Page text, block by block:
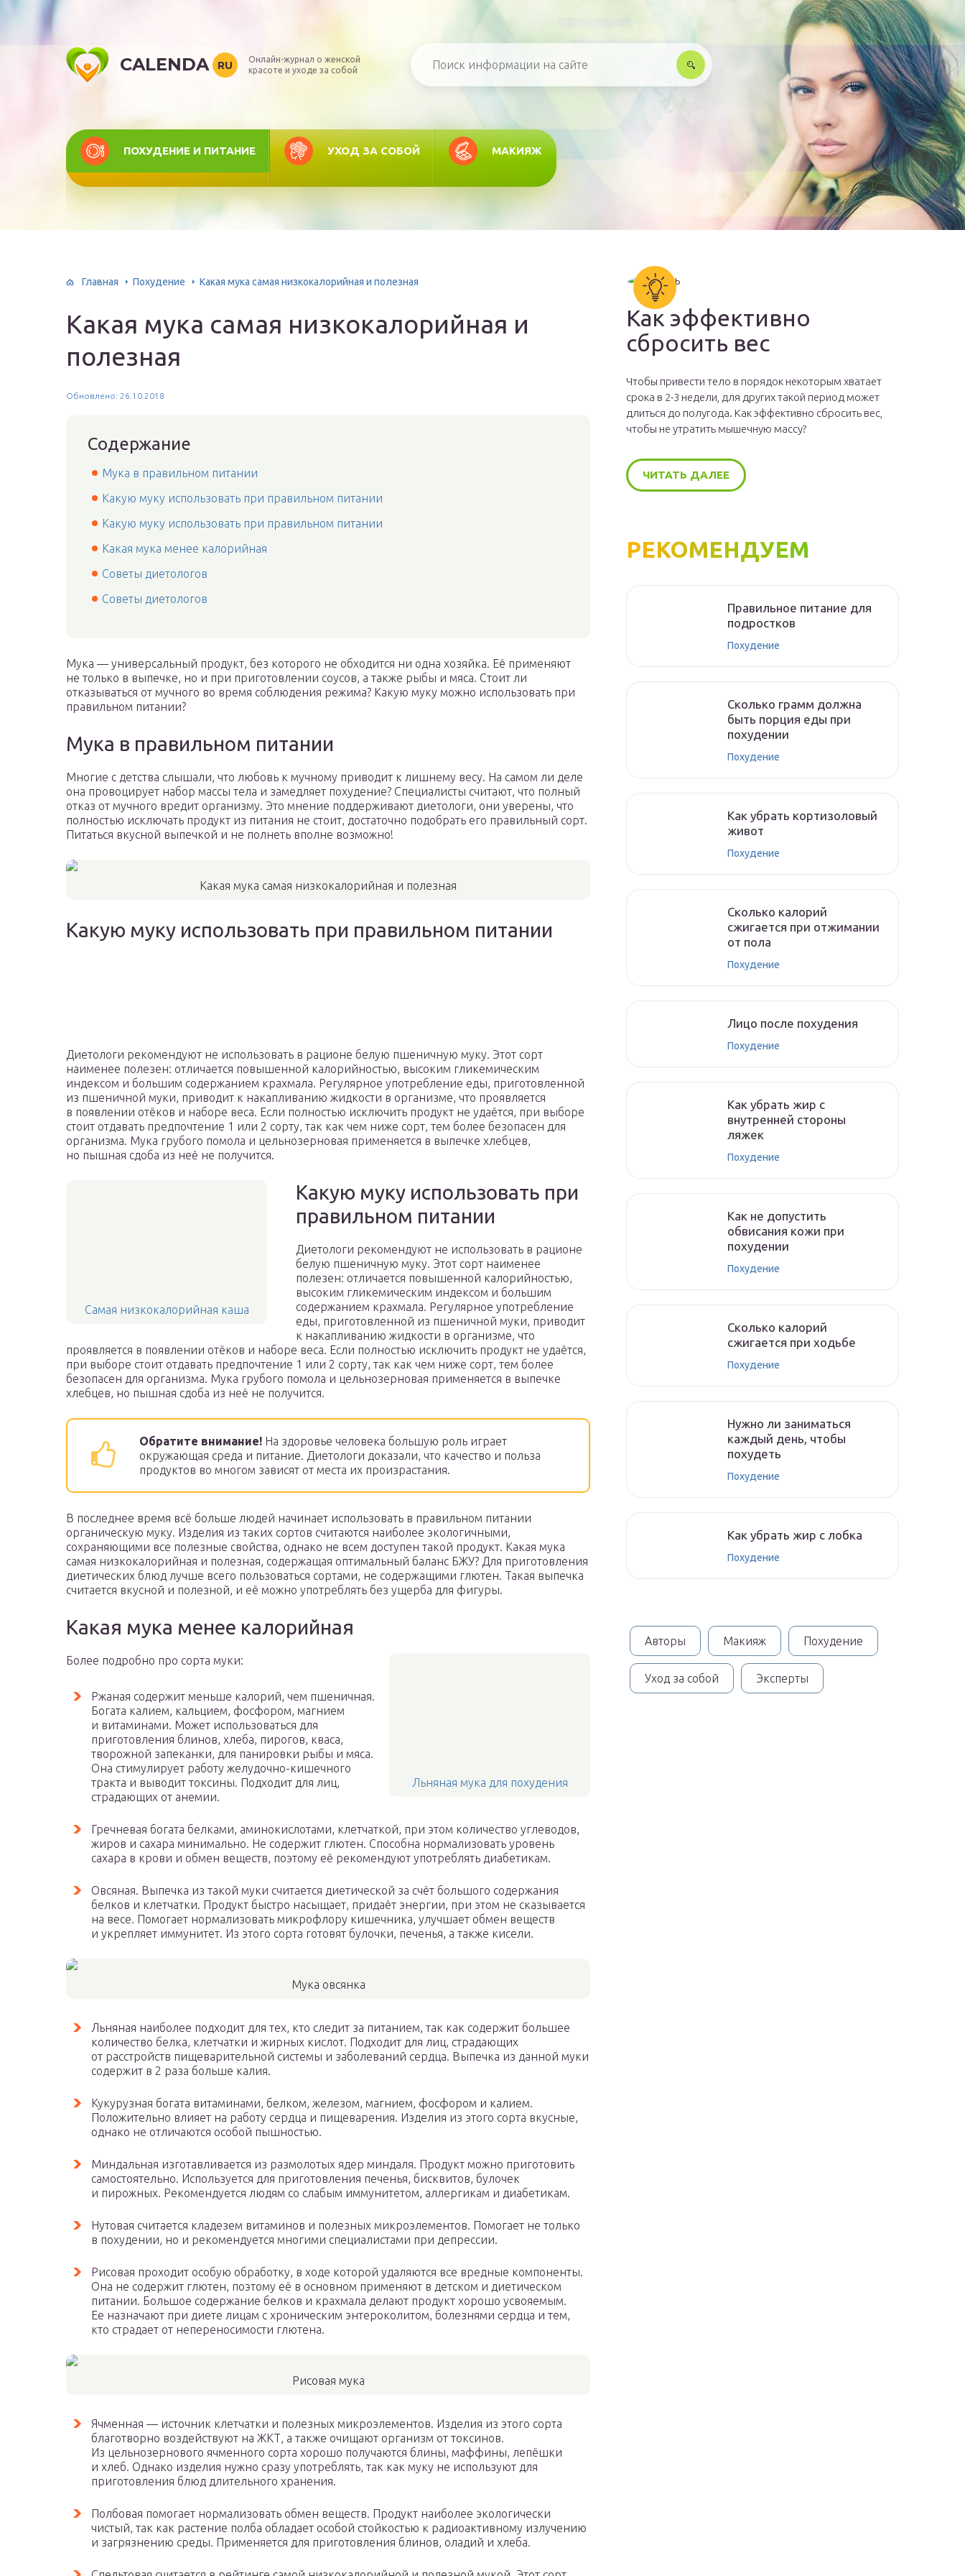
CALENDA RU
Онлайн-журнал о женской
красоте и уходе за собой
ПОХУДЕНИЕ И ПИТАНИЕ УХОД ЗА СОБОЙ МАКИЯЖ
Главная Похудение Какая мука самая низкокалорийная и полезная
Какая мука самая низкокалорийная и
полезная
Обновлено: 26.10.2018
Содержание
Мука в правильном питании
Какую муку использовать при правильном питании
Какую муку использовать при правильном питании
Какая мука менее калорийная
Советы диетологов
Советы диетологов
Мука — универсальный продукт, без которого не обходится ни одна хозяйка. Её применяют
не только в выпечке, но и при приготовлении соусов, а также рыбы и мяса. Стоит ли
отказываться от мучного во время соблюдения режима? Какую муку можно использовать при
правильном питании?
Мука в правильном питании
Многие с детства слышали, что любовь к мучному приводит к лишнему весу. На самом ли деле
она провоцирует набор массы тела и замедляет похудение? Специалисты считают, что полный
отказ от мучного вредит организму. Это мнение поддерживают диетологи, они уверены, что
полностью исключать продукт из питания не стоит, достаточно подобрать его правильный сорт.
Питаться вкусной выпечкой и не полнеть вполне возможно!
Какая мука самая низкокалорийная и полезная
Какую муку использовать при правильном питании
Диетологи рекомендуют не использовать в рационе белую пшеничную муку. Этот сорт
наименее полезен: отличается повышенной калорийностью, высоким гликемическим
индексом и большим содержанием крахмала. Регулярное употребление еды, приготовленной
из пшеничной муки, приводит к накапливанию жидкости в организме, что проявляется
в появлении отёков и наборе веса. Если полностью исключить продукт не удаётся, при выборе
стоит отдавать предпочтение 1 или 2 сорту, так как чем ниже сорт, тем более безопасен для
организма. Мука грубого помола и цельнозерновая применяется в выпечке хлебцев,
но пышная сдоба из неё не получится.
Самая низкокалорийная каша
Какую муку использовать при
правильном питании
Диетологи рекомендуют не использовать в рационе
белую пшеничную муку. Этот сорт наименее
полезен: отличается повышенной калорийностью,
высоким гликемическим индексом и большим
содержанием крахмала. Регулярное употребление
еды, приготовленной из пшеничной муки, приводит
к накапливанию жидкости в организме, что
проявляется в появлении отёков и наборе веса. Если полностью исключить продукт не удаётся,
при выборе стоит отдавать предпочтение 1 или 2 сорту, так как чем ниже сорт, тем более
безопасен для организма. Мука грубого помола и цельнозерновая применяется в выпечке
хлебцев, но пышная сдоба из неё не получится.
Обратите внимание! На здоровье человека большую роль играет
окружающая среда и питание. Диетологи доказали, что качество и польза
продуктов во многом зависят от места их произрастания.
В последнее время всё больше людей начинает использовать в правильном питании
органическую муку. Изделия из таких сортов считаются наиболее экологичными,
сохраняющими все полезные свойства, однако не всем доступен такой продукт. Какая мука
самая низкокалорийная и полезная, содержащая оптимальный баланс БЖУ? Для приготовления
диетических блюд лучше всего пользоваться сортами, не содержащими глютен. Такая выпечка
считается вкусной и полезной, и её можно употреблять без ущерба для фигуры.
Какая мука менее калорийная
Льняная мука для похудения
Более подробно про сорта муки:
Ржаная содержит меньше калорий, чем пшеничная.
Богата калием, кальцием, фосфором, магнием
и витаминами. Может использоваться для
приготовления блинов, хлеба, пирогов, кваса,
творожной запеканки, для панировки рыбы и мяса.
Она стимулирует работу желудочно-кишечного
тракта и выводит токсины. Подходит для лиц,
страдающих от анемии.
Гречневая богата белками, аминокислотами, клетчаткой, при этом количество углеводов,
жиров и сахара минимально. Не содержит глютен. Способна нормализовать уровень
сахара в крови и обмен веществ, поэтому её рекомендуют употреблять диабетикам.
Овсяная. Выпечка из такой муки считается диетической за счёт большого содержания
белков и клетчатки. Продукт быстро насыщает, придаёт энергии, при этом не сказывается
на весе. Помогает нормализовать микрофлору кишечника, улучшает обмен веществ
и укрепляет иммунитет. Из этого сорта готовят булочки, печенья, а также кисели.
Мука овсянка
Льняная наиболее подходит для тех, кто следит за питанием, так как содержит большее
количество белка, клетчатки и жирных кислот. Подходит для лиц, страдающих
от расстройств пищеварительной системы и заболеваний сердца. Выпечка из данной муки
содержит в 2 раза больше калия.
Кукурузная богата витаминами, белком, железом, магнием, фосфором и калием.
Положительно влияет на работу сердца и пищеварения. Изделия из этого сорта вкусные,
однако не отличаются особой пышностью.
Миндальная изготавливается из размолотых ядер миндаля. Продукт можно приготовить
самостоятельно. Используется для приготовления печенья, бисквитов, булочек
и пирожных. Рекомендуется людям со слабым иммунитетом, аллергикам и диабетикам.
Нутовая считается кладезем витаминов и полезных микроэлементов. Помогает не только
в похудении, но и рекомендуется многими специалистами при депрессии.
Рисовая проходит особую обработку, в ходе которой удаляются все вредные компоненты.
Она не содержит глютен, поэтому её в основном применяют в детском и диетическом
питании. Большое содержание белков и крахмала делают продукт хорошо усвояемым.
Ее назначают при диете лицам с хроническим энтероколитом, болезнями сердца и тем,
кто страдает от непереносимости глютена.
Рисовая мука
Ячменная — источник клетчатки и полезных микроэлементов. Изделия из этого сорта
благотворно воздействуют на ЖКТ, а также очищают организм от токсинов.
Из цельнозернового ячменного сорта хорошо получаются блины, маффины, лепёшки
и хлеб. Однако изделия нужно сразу употреблять, так как муку не используют для
приготовления блюд длительного хранения.
Полбовая помогает нормализовать обмен веществ. Продукт наиболее экологически
чистый, так как растение полба обладает особой стойкостью к радиоактивному излучению
и загрязнению среды. Применяется для приготовления блинов, оладий и хлеба.
Как эффективно
сбросить вес
Чтобы привести тело в порядок некоторым хватает
срока в 2-3 недели, для других такой период может
длиться до полугода. Как эффективно сбросить вес,
чтобы не утратить мышечную массу?
ЧИТАТЬ ДАЛЕЕ
РЕКОМЕНДУЕМ
Правильное питание для
подростков
Похудение
Сколько грамм должна
быть порция еды при
похудении
Похудение
Как убрать кортизоловый
живот
Похудение
Сколько калорий
сжигается при отжимании
от пола
Похудение
Лицо после похудения
Похудение
Как убрать жир с
внутренней стороны
ляжек
Похудение
Как не допустить
обвисания кожи при
похудении
Похудение
Сколько калорий
сжигается при ходьбе
Похудение
Нужно ли заниматься
каждый день, чтобы
похудеть
Похудение
Как убрать жир с лобка
Похудение
Авторы Макияж Похудение
Уход за собой Эксперты